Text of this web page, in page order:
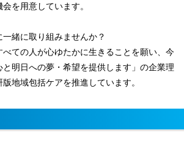
を用意しています。
緒に取り組みませんか？
ての人が心ゆたかに生きることを願い、今
と明日への夢・希望を提供します」の企業理
地域包括ケアを推進しています。